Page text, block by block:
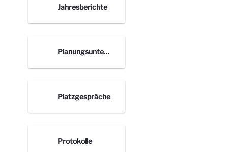
Jahresberichte
Planungsunterlagen nach Orten
Platzgespräche
Protokolle